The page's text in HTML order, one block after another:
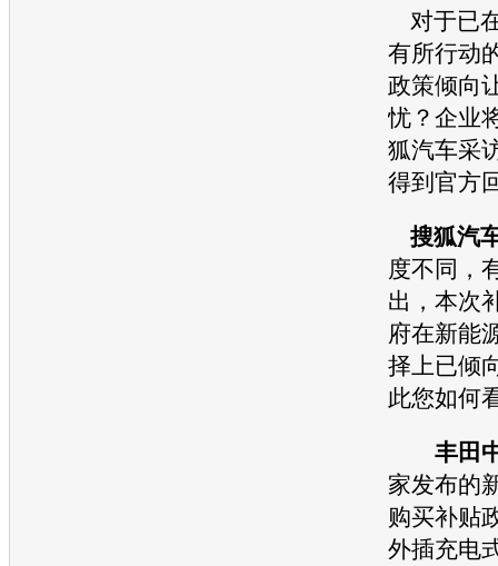
对于已
有所行动
政策倾向
忧？企业
狐汽车采
得到官方
搜狐汽
度不同，
出，本次
府在新能
择上已倾
此您如何
丰田
家发布的
购买补贴
外插充电